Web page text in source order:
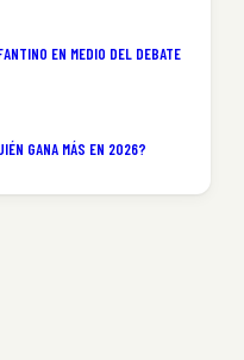
EN MEDIO DEL DEBATE
GANA MÁS EN 2026?